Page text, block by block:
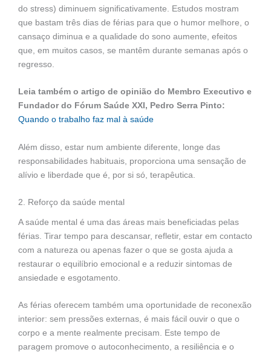
do stress) diminuem significativamente. Estudos mostram
que bastam três dias de férias para que o humor melhore, o
cansaço diminua e a qualidade do sono aumente, efeitos
que, em muitos casos, se mantêm durante semanas após o
regresso.
Leia também o artigo de opinião do Membro Executivo e
Fundador do Fórum Saúde XXI, Pedro Serra Pinto:
Quando o trabalho faz mal à saúde
Além disso, estar num ambiente diferente, longe das
responsabilidades habituais, proporciona uma sensação de
alívio e liberdade que é, por si só, terapêutica.
2. Reforço da saúde mental
A saúde mental é uma das áreas mais beneficiadas pelas
férias. Tirar tempo para descansar, refletir, estar em contacto
com a natureza ou apenas fazer o que se gosta ajuda a
restaurar o equilíbrio emocional e a reduzir sintomas de
ansiedade e esgotamento.
As férias oferecem também uma oportunidade de reconexão
interior: sem pressões externas, é mais fácil ouvir o que o
corpo e a mente realmente precisam. Este tempo de
paragem promove o autoconhecimento, a resiliência e o